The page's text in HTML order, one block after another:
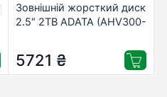
Зовнішній жорсткий диск
2.5″ 2TB ADATA (AHV300-
5721 ₴